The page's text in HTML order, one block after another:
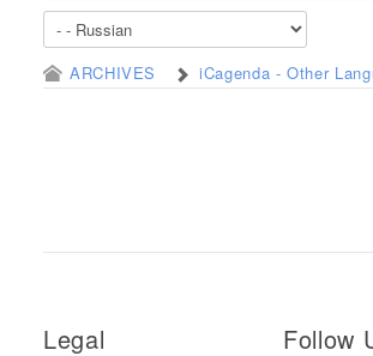
ARCHIVES iCagenda - Other
Legal Follow